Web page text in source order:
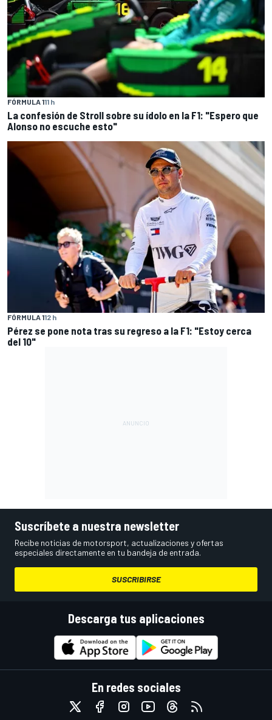
FÓRMULA 111 h
La confesión de Stroll sobre su ídolo en la F1: "Espero que
Alonso no escuche esto"
FÓRMULA 112 h
Pérez se pone nota tras su regreso a la F1: "Estoy cerca
del 10"
Suscríbete a nuestra newsletter
Recibe noticias de motorsport, actualizaciones y ofertas
especiales directamente en tu bandeja de entrada.
SUSCRIBIRSE
Descarga tus aplicaciones
En redes sociales